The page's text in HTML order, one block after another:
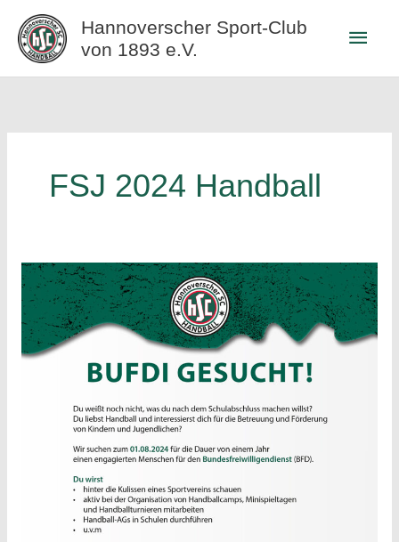
Inhalt
springen
Hannoverscher Sport-Club
von 1893 e.V.
FSJ 2024 Handball